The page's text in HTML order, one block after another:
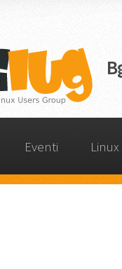
Eventi